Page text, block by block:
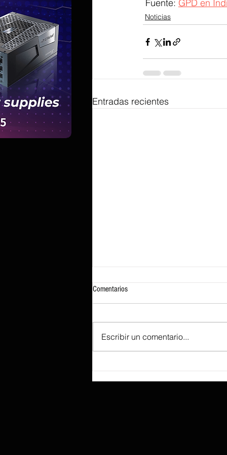
Fuente: GPD en
Noticias
Entradas recientes
Comentarios
Escribir un comentario...